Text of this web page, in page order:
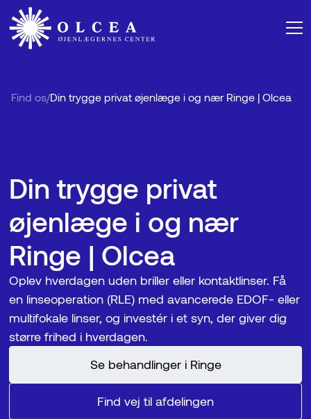
Find os/Din trygge privat øjenlæge i og nær Ringe | Olcea
Din trygge privat
øjenlæge i og nær
Ringe | Olcea
Oplev hverdagen uden briller eller kontaktlinser. Få
en linseoperation (RLE) med avancerede EDOF- eller
multifokale linser, og investér i et syn, der giver dig
større frihed i hverdagen.
Se behandlinger i Ringe
Find vej til afdelingen